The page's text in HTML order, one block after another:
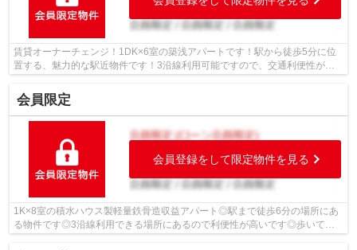
賃貸オーナーチェンジ！1DK×6室の築浅アパートです！駅から徒歩5分に位
置する、魅力的な駅近物件です！3沿線利用可能ですので、交通利便性が高
会員限定
会員登録をして限定物件を見る
1K×8室の積水ハウス製軽量鉄骨造収益アパート◎駅まで徒歩6分の場所にあ
る物件です◎3沿線利用できる場所にあるので利便性が高いです◎歩いて